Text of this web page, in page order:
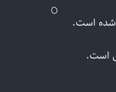
شده است.
است.